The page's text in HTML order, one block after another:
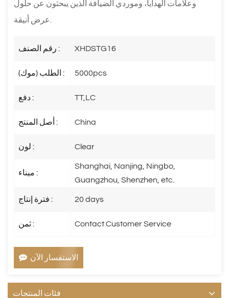
وعلامات الهدايا، وموردي الضيافة الذين يبحثون عن حلول
رقم الصنف : XHDSTG16
الطلب (موك) : 5000pcs
دفع : TT,LC
أصل المنتج : China
لون : Clear
ميناء :
Shanghai, Nanjing, Ningbo,
Guangzhou, Shenzhen, etc.
فترة إنتاج : 20 days
ثمن : Contact Customer Service
الاستفسار الآن
فئات المنتجات